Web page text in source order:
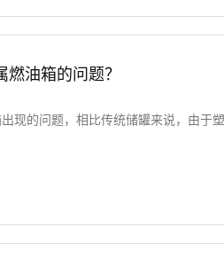
油箱的问题？
现的问题，相比传统储罐来说，由于